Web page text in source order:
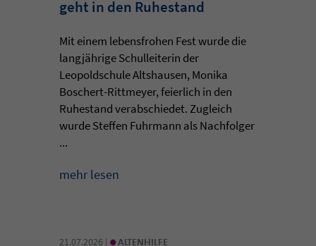
geht in den Ruhestand
Mit einem lebensfrohen Fest wurde die
langjährige Schulleiterin der
Leopoldschule Altshausen, Monika
Boschert-Rittmeyer, feierlich in den
Ruhestand verabschiedet. Zugleich
wurde Steffen Fuhrmann als Nachfolger
...
mehr lesen
21.07.2026 | • ALTENHILFE